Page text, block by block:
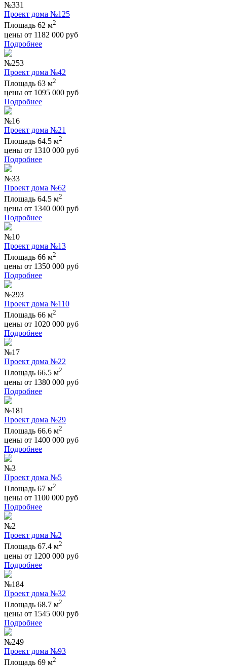
№331
Проект дома №125
Площадь 62 м2
цены от 1182 000 руб
Подробнее
№253
Проект дома №42
Площадь 63 м2
цены от 1095 000 руб
Подробнее
№16
Проект дома №21
Площадь 64.5 м2
цены от 1310 000 руб
Подробнее
№33
Проект дома №62
Площадь 64.5 м2
цены от 1340 000 руб
Подробнее
№10
Проект дома №13
Площадь 66 м2
цены от 1350 000 руб
Подробнее
№293
Проект дома №110
Площадь 66 м2
цены от 1020 000 руб
Подробнее
№17
Проект дома №22
Площадь 66.5 м2
цены от 1380 000 руб
Подробнее
№181
Проект дома №29
Площадь 66.6 м2
цены от 1400 000 руб
Подробнее
№3
Проект дома №5
Площадь 67 м2
цены от 1100 000 руб
Подробнее
№2
Проект дома №2
Площадь 67.4 м2
цены от 1200 000 руб
Подробнее
№184
Проект дома №32
Площадь 68.7 м2
цены от 1545 000 руб
Подробнее
№249
Проект дома №93
Площадь 69 м2